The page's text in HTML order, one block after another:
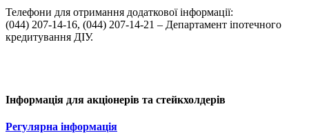
Телефони для отримання додаткової інформації:
(044) 207-14-16, (044) 207-14-21 – Департамент іпотечного
кредитування ДІУ.
Інформація для акціонерів та стейкхолдерів
Регулярна інформація